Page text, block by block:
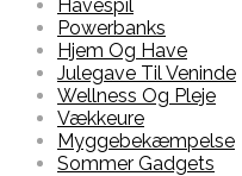
Havespil
Powerbanks
Hjem Og Have
Julegave Til Veninde
Wellness Og Pleje
Vækkeure
Myggebekæmpelse
Sommer Gadgets